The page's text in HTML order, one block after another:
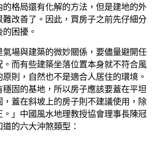
的格局還有化解的方法，但是建地的外
改善了。因此，買房子之前先仔細分
困擾。
氣場與建築的微妙關係，要儘量避開任
。而有些建築坐落位置本身就不符合風
原則，自然也不是適合人居住的環境。
穩固的基地，所以房子應該要蓋在平坦
，蓋在斜坡上的房子則不建議使用，除
。」中國風水地理教授協會理事長陳冠
的六大沖煞類型：